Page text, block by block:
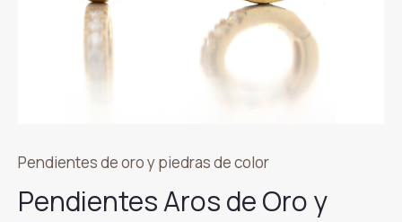
Pendientes de oro y piedras de color
Pendientes Aros de Oro y